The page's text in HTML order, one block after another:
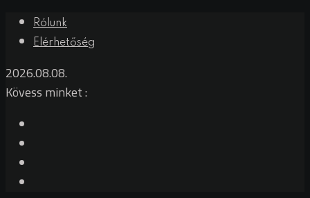
Skip
Rólunk
Elérhetőség
2026.08.08.
Kövess minket :